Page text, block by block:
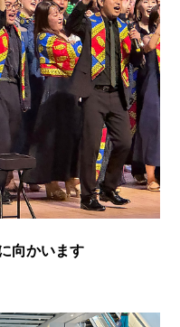
向かいます